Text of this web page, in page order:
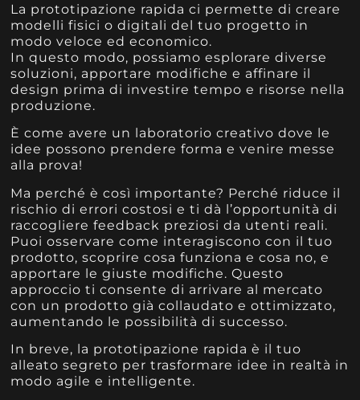
La prototipazione rapida ci permette di creare
modelli fisici o digitali del tuo progetto in
modo veloce ed economico.
In questo modo, possiamo esplorare diverse
soluzioni, apportare modifiche e affinare il
design prima di investire tempo e risorse nella
produzione.
È come avere un laboratorio creativo dove le
idee possono prendere forma e venire messe
alla prova!
Ma perché è così importante? Perché riduce il
rischio di errori costosi e ti dà l’opportunità di
raccogliere feedback preziosi da utenti reali.
Puoi osservare come interagiscono con il tuo
prodotto, scoprire cosa funziona e cosa no, e
apportare le giuste modifiche. Questo
approccio ti consente di arrivare al mercato
con un prodotto già collaudato e ottimizzato,
aumentando le possibilità di successo.
In breve, la prototipazione rapida è il tuo
alleato segreto per trasformare idee in realtà in
modo agile e intelligente.